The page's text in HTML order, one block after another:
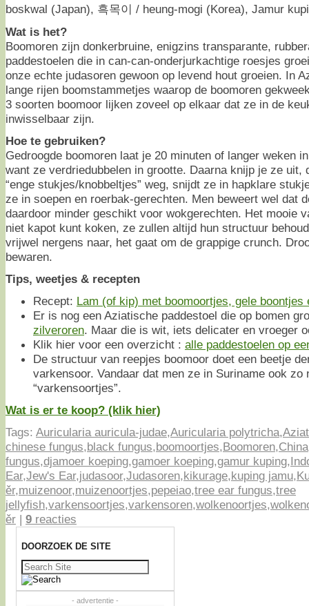
boskwal (Japan), 흑목이 / heung-mogi (Korea), Jamur
Wat is het?
Boomoren zijn donkerbruine, enigzins transparante,
paddestoelen die in can-can-onderjurkachtige roesjes
onze echte judasoren gewoon op levend hout groeien. In
lange rijen boomstammetjes waarop de boomoren
3 soorten boomoor lijken zoveel op elkaar dat ze in de
inwisselbaar zijn.
Hoe te gebruiken?
Gedroogde boomoren laat je 20 minuten of langer weken
want ze verdriedubbelen in grootte. Daarna knijp je ze uit,
“enge stukjes/knobbeltjes” weg, snijdt ze in hapklare
ze in soepen en roerbak-gerechten. Men beweert wel dat
daardoor minder geschikt voor wokgerechten. Het mooie
niet kapot kunt koken, ze zullen altijd hun structuur
vrijwel nergens naar, het gaat om de grappige crunch.
bewaren.
Tips, weetjes & recepten
Recept: Lam (of kip) met boomoortjes, gele boontjes
Er is nog een Aziatische paddestoel die op bomen
zilveroren. Maar die is wit, iets delicater en vroeger
Klik hier voor een overzicht : alle paddestoelen op
De structuur van reepjes boomoor doet een beetje
varkensoor. Vandaar dat men ze in Suriname ook zo
“varkensoortjes”.
Wat is er te koop? (klik hier)
Tags: Auricularia auricula-judae,Auricularia polytricha,
chinese fungus,black fungus,boomoortjes,Boomoren,China
fungus,djamoer koeping,gamoer koeping,gamur kuping,
Ear,Jew's Ear,judasoor,Judasoren,kikurage,kuping jamu,
ěr,muizenoor,muizenoortjes,pepeiao,tree ear fungus,tree
jellyfish,varkensoortjes,varkensoren,wolkenoortjes,
ěr | 9 reacties
DOORZOEK DE SITE
Zoeken
naar:
- advertentie -